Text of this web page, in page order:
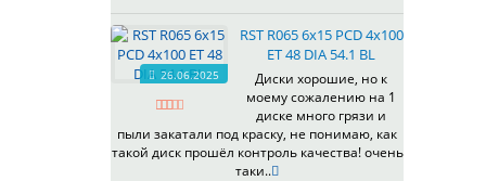
535
536
537
538
539
540
541
26.06.2025
RST R065 6x15 PCD 4x100
ET 48 DIA 54.1 BL
Диски хорошие, но к
моему сожалению на 1
диске много грязи и
пыли закатали под краску, не понимаю, как
такой диск прошёл контроль качества! очень
таки..